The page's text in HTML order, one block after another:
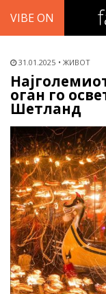
VIBE ON
31.01.2025 ЖИВОТ
оган го
Шетланд